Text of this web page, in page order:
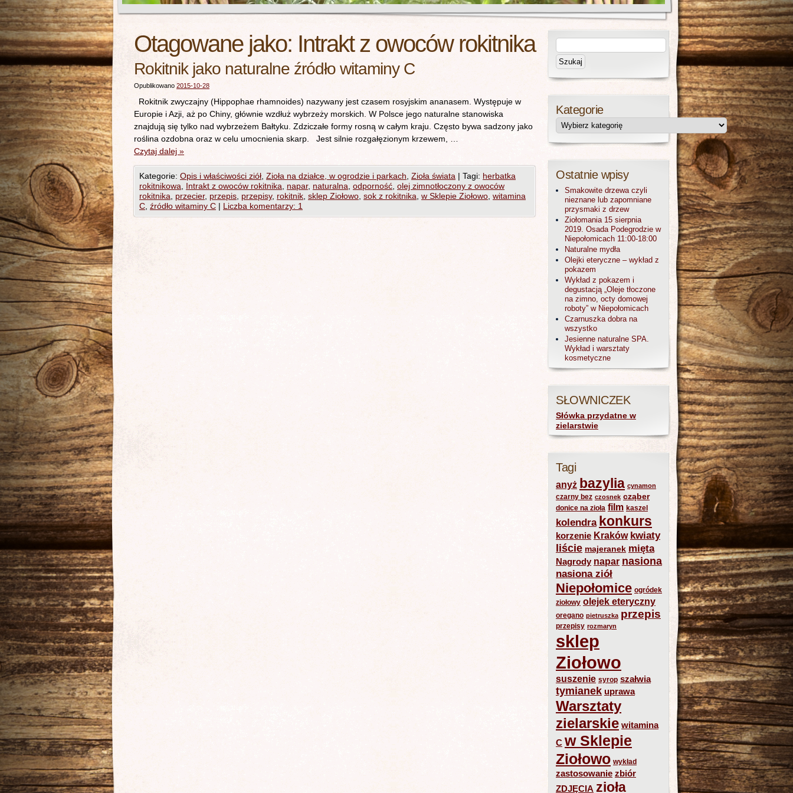
Otagowane jako: Intrakt z owoców rokitnika
Rokitnik jako naturalne źródło witaminy C
Opublikowano 2015-10-28
Rokitnik zwyczajny (Hippophae rhamnoides) nazywany jest czasem rosyjskim ananasem. Występuje w
Europie i Azji, aż po Chiny, głównie wzdłuż wybrzeży morskich. W Polsce jego naturalne stanowiska
znajdują się tylko nad wybrzeżem Bałtyku. Zdziczałe formy rosną w całym kraju. Często bywa sadzony jako
roślina ozdobna oraz w celu umocnienia skarp. Jest silnie rozgałęzionym krzewem, …
Czytaj dalej »
Kategorie: Opis i właściwości ziół Zioła na działce, w ogrodzie i parkach Zioła świata | Tagi: herbatka
rokitnikowa
Intrakt z owoców rokitnika napar, naturalna odporność olej zimnotłoczony z owoców
rokitnika
przecier, przepis przepisy, rokitnik sklep Ziołowo sok z rokitnika w Sklepie Ziołowo witamina
C źródło witaminy C | Liczba komentarzy: 1
Kategorie
Ostatnie wpisy
Smakowite drzewa czyli
nieznane lub zapomniane
przysmaki z drzew
Ziołomania 15 sierpnia
2019. Osada Podegrodzie w
Niepołomicach 11:00-18:00
Naturalne mydła
Olejki eteryczne – wykład z
pokazem
Wykład z pokazem i
degustacją „Oleje tłoczone
na zimno, octy domowej
roboty” w Niepołomicach
Czarnuszka dobra na
wszystko
Jesienne naturalne SPA.
Wykład i warsztaty
kosmetyczne
SŁOWNICZEK
Słówka przydatne w
zielarstwie
Tagi
anyż bazylia cynamon
czarny bez czosnek cząber
donice na zioła film kaszel
kolendra konkurs
korzenie Kraków kwiaty
liście majeranek mięta
Nagrody napar nasiona
nasiona ziół
Niepołomice ogródek
ziołowy olejek eteryczny
oregano pietruszka przepis
przepisy rozmaryn
sklep
Ziołowo
suszenie syrop szałwia
tymianek uprawa
Warsztaty
zielarskie witamina
C w Sklepie
Ziołowo wykład
zastosowanie zbiór
ZDJĘCIA zioła